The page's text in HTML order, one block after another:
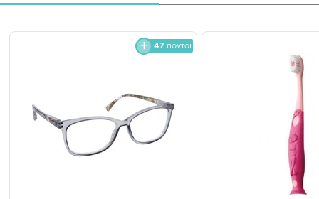
47 πόντοι